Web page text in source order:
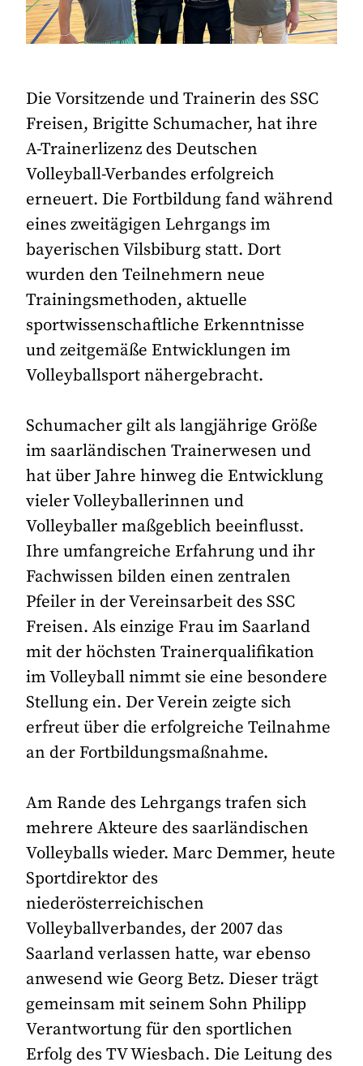
Die Vorsitzende und Trainerin des SSC
Freisen, Brigitte Schumacher, hat ihre
A-Trainerlizenz des Deutschen
Volleyball-Verbandes erfolgreich
erneuert. Die Fortbildung fand während
eines zweitägigen Lehrgangs im
bayerischen Vilsbiburg statt. Dort
wurden den Teilnehmern neue
Trainingsmethoden, aktuelle
sportwissenschaftliche Erkenntnisse
und zeitgemäße Entwicklungen im
Volleyballsport nähergebracht.
Schumacher gilt als langjährige Größe
im saarländischen Trainerwesen und
hat über Jahre hinweg die Entwicklung
vieler Volleyballerinnen und
Volleyballer maßgeblich beeinflusst.
Ihre umfangreiche Erfahrung und ihr
Fachwissen bilden einen zentralen
Pfeiler in der Vereinsarbeit des SSC
Freisen. Als einzige Frau im Saarland
mit der höchsten Trainerqualifikation
im Volleyball nimmt sie eine besondere
Stellung ein. Der Verein zeigte sich
erfreut über die erfolgreiche Teilnahme
an der Fortbildungsmaßnahme.
Am Rande des Lehrgangs trafen sich
mehrere Akteure des saarländischen
Volleyballs wieder. Marc Demmer, heute
Sportdirektor des
niederösterreichischen
Volleyballverbandes, der 2007 das
Saarland verlassen hatte, war ebenso
anwesend wie Georg Betz. Dieser trägt
gemeinsam mit seinem Sohn Philipp
Verantwortung für den sportlichen
Erfolg des TV Wiesbach. Die Leitung des